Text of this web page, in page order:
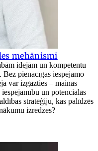
mehānismi
idejām un kompetentu
pienācīgas iespējamo
var izgāzties – mainās
un potenciālās
stratēģiju, kas palīdzēs
izredzes?